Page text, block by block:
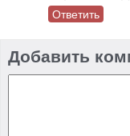
Ответить
Добавить